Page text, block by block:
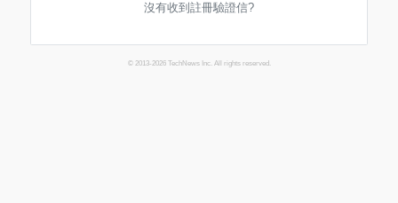
沒有收到註冊驗證信?
© 2013-2026 TechNews Inc. All rights reserved.